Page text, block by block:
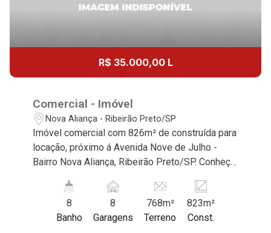
R$ 35.000,00 L
Comercial - Imóvel
Nova Aliança - Ribeirão Preto/SP
Imóvel comercial com 826m² de construída para
locação, próximo á Avenida Nove de Julho -
Bairro Nova Aliança, Ribeirão Preto/SP. Conheça
Imobiliária selecionou para você: - 826m² de
construída - 28 Salas com ar-condicionado -
recepção com ar-condicionado - 8 WC - Cozinha
8
Banho
8
Garagens
768m²
Terreno
823m²
Const.